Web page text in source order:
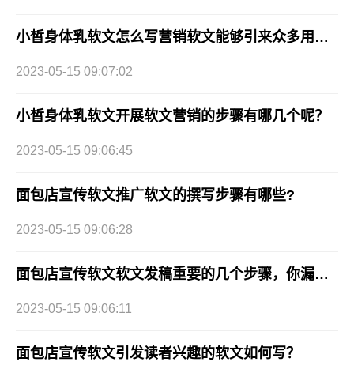
小皙身体乳软文怎么写营销软文能够引来众多用户下单？
2023-05-15 09:07:02
小皙身体乳软文开展软文营销的步骤有哪几个呢？
2023-05-15 09:06:45
面包店宣传软文推广软文的撰写步骤有哪些?
2023-05-15 09:06:28
面包店宣传软文软文发稿重要的几个步骤，你漏了嘛?
2023-05-15 09:06:11
面包店宣传软文引发读者兴趣的软文如何写？